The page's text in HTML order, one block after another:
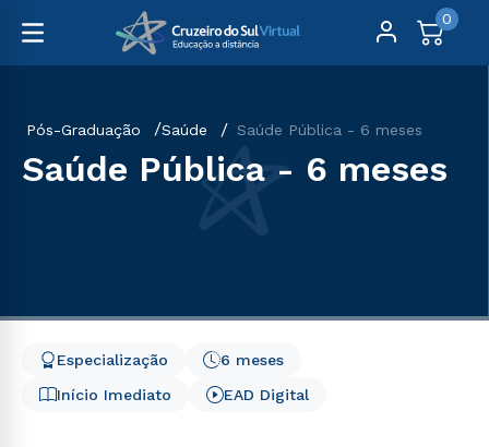
0
Pós-Graduação Saúde Saúde Pública - 6 meses
Saúde Pública - 6 meses
Início Imediato
6 meses
Especialização
EAD Digital